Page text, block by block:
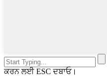
ਕਰਨ ਲਈ ESC ਦਬਾਓ।